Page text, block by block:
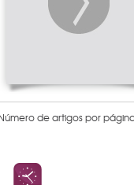
de artigos por